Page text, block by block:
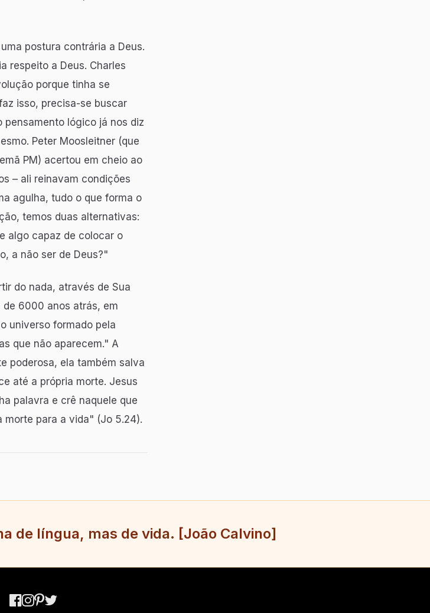
postura contrária a Deus.
respeito a Deus. Charles
porque tinha se
isso, precisa-se buscar
lógico já nos diz
Peter Moosleitner (que
PM) acertou em cheio ao
– ali reinavam condições
agulha, tudo o que forma o
temos duas alternativas:
algo capaz de colocar o
a não ser de Deus?"
do nada, através de Sua
de 6000 anos atrás, em
universo formado pela
que não aparecem." A
poderosa, ela também salva
até a própria morte. Jesus
palavra e crê naquele que
morte para a vida" (Jo 5.24).
de língua, mas de vida. [João Calvino]